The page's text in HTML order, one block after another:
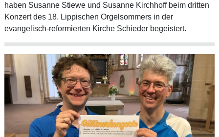
haben Susanne Stiewe und Susanne Kirchhoff beim dritten
Konzert des 18. Lippischen Orgelsommers in der
evangelisch-reformierten Kirche Schieder begeistert.